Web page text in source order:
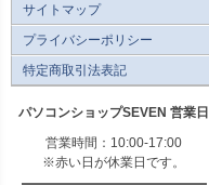
サイトマップ
プライバシーポリシー
特定商取引法表記
パソコンショップSEVEN 営業日
営業時間：10:00-17:00
※赤い日が休業日です。